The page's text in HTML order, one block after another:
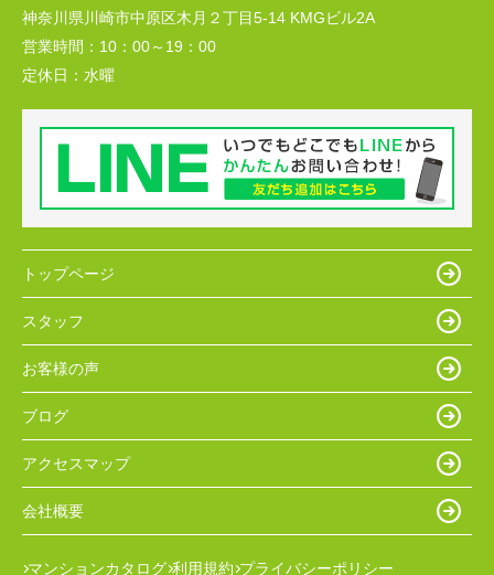
神奈川県川崎市中原区木月２丁目5-14 KMGビル2A
営業時間： 10：00～19：00
定休日： 水曜
トップページ
スタッフ
お客様の声
ブログ
アクセスマップ
会社概要
マンションカタログ 利用規約 プライバシーポリシー